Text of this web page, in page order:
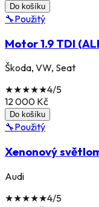
Do košíku
🔧Použitý
Motor 1.9 TDI
Škoda, VW, Seat
★★★★★4/5
12 000 Kč
Do košíku
🔧Použitý
Xenonový
Audi
★★★★★4/5